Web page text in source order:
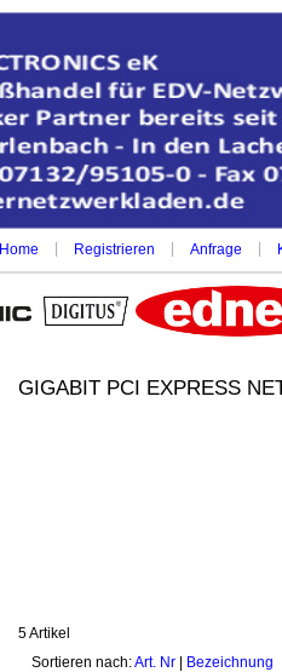
Home Registrieren Anfrage
GIGABIT PCI EXPRESS
5 Artikel
Sortieren nach:Art. Nr | Bezeichnung